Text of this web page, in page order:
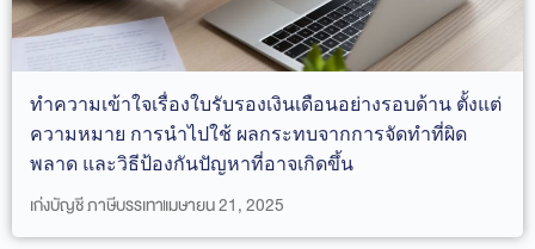
ทำความเข้าใจเรื่องใบรับรองเงินเดือนอย่างรอบด้าน ตั้งแต่
ความหมาย การนำไปใช้ ผลกระทบจากการจัดทำที่ผิด
พลาด และวิธีป้องกันปัญหาที่อาจเกิดขึ้น
เก่งบัญชี ภาษีบรรเทาเมษายน 21, 2025